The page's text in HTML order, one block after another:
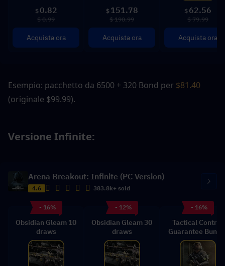
$ 0.82
$ 0.99
Acquista ora
$ 151.78
$ 190.99
Acquista ora
$ 62.56
$ 79.99
Acquista ora
Esempio: pacchetto da 6500 + 320 Bond per $81.40
(originale $99.99).
Versione Infinite:
Arena Breakout: Infinite (PC Version)
4.6 383.8k+ sold
- 16%
Obsidian Gleam 10
draws
- 12%
Obsidian Gleam 30
draws
- 16%
Tactical Control
Guarantee